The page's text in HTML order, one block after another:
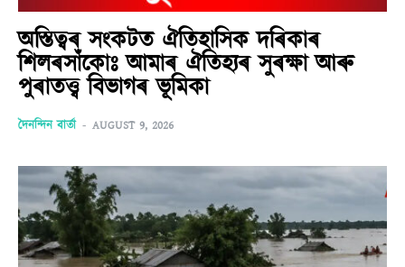
অস্তিত্বৰ সংকটত ঐতিহাসিক দৰিকাৰ
শিলৰসাঁকোঃ আমাৰ ঐতিহ্যৰ সুৰক্ষা আৰু
পুৰাতত্ত্ব বিভাগৰ ভূমিকা
দৈনন্দিন বাৰ্তা - AUGUST 9, 2026